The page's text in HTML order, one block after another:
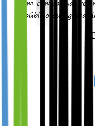
em campanhas
público que gosta